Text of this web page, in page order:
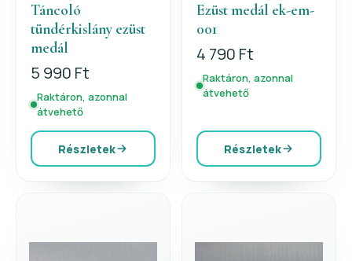
Táncoló
tündérkislány ezüst
medál
5 990 Ft
Raktáron, azonnal
átvehető
Részletek
Ezüst medál ek-em-
001
4 790 Ft
Raktáron, azonnal
átvehető
Részletek